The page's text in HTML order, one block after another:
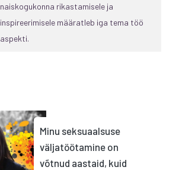
naiskogukonna rikastamisele ja
inspireerimisele määratleb iga tema töö
aspekti.
Minu seksuaalsuse
väljatöötamine on
võtnud aastaid, kuid